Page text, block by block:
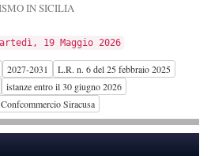
IN SICILIA
19 Maggio 2026
2027-2031
L.R. n. 6 del 25 febbraio 2025
istanze entro il 30 giugno 2026
Confcommercio Siracusa